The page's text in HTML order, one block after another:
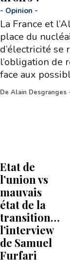
- Opinion -
La France et
place du
d’électricité
l’obligation de
face aux
De Alain Desgranges
Etat de
l’union vs
mauvais
état de la
transition…
l’interview
de Samuel
Furfari